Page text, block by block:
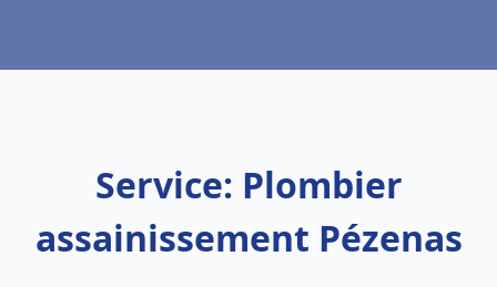
Service: Plombier
assainissement Pézenas